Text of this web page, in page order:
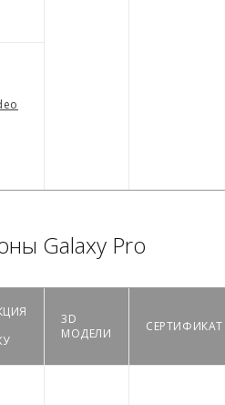
Galaxy Pro
3D
МОДЕЛИ
СЕРТИФИКАТ